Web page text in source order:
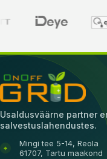
Usaldusväärne partner
salvestuslahendustes.
⌖
Mingi tee 5-14, Reola
61707, Tartu maakond